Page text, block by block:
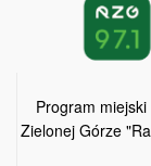
Program
Zielonej Górze